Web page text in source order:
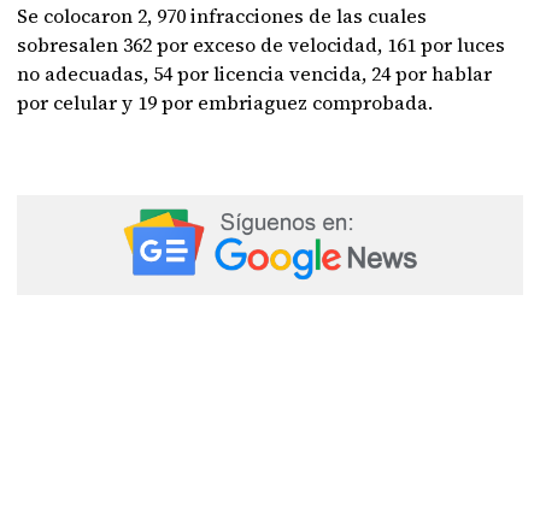
Se colocaron 2, 970 infracciones de las cuales
sobresalen 362 por exceso de velocidad, 161 por luces
no adecuadas, 54 por licencia vencida, 24 por hablar
por celular y 19 por embriaguez comprobada.